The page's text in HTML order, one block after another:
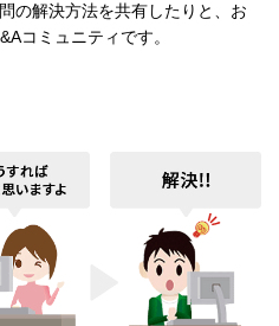
の解決方法を共有したりと、お
コミュニティです。